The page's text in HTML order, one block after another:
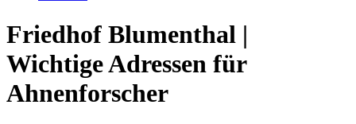
Friedhof Blumenthal |
Wichtige Adressen für
Ahnenforscher